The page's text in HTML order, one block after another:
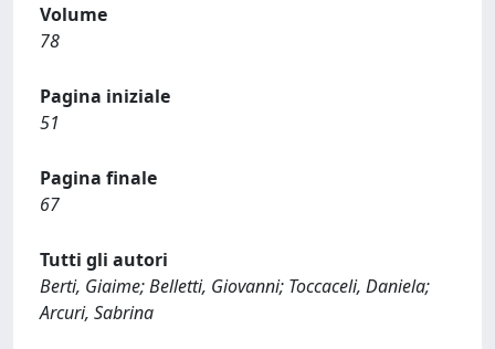
Volume
78
Pagina iniziale
51
Pagina finale
67
Tutti gli autori
Berti, Giaime; Belletti, Giovanni; Toccaceli, Daniela;
Arcuri, Sabrina